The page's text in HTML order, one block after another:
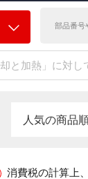
却と加熱」に対
人気の商品
消費税の計算上